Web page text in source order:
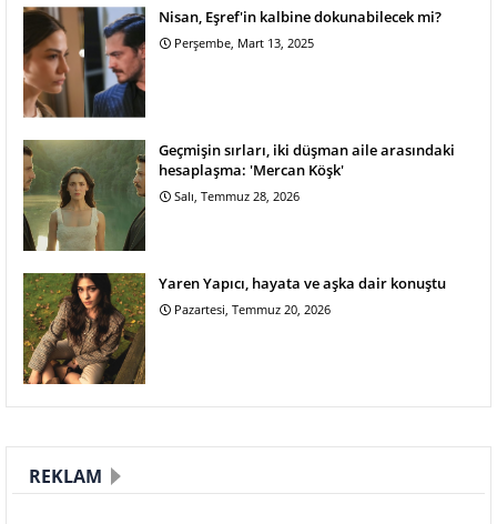
Nisan, Eşref'in kalbine dokunabilecek mi?
Perşembe, Mart 13, 2025
Geçmişin sırları, iki düşman aile arasındaki
hesaplaşma: 'Mercan Köşk'
Salı, Temmuz 28, 2026
Yaren Yapıcı, hayata ve aşka dair konuştu
Pazartesi, Temmuz 20, 2026
REKLAM